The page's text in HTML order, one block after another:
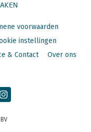
voorwaarden
instellingen
& Contact Over ons